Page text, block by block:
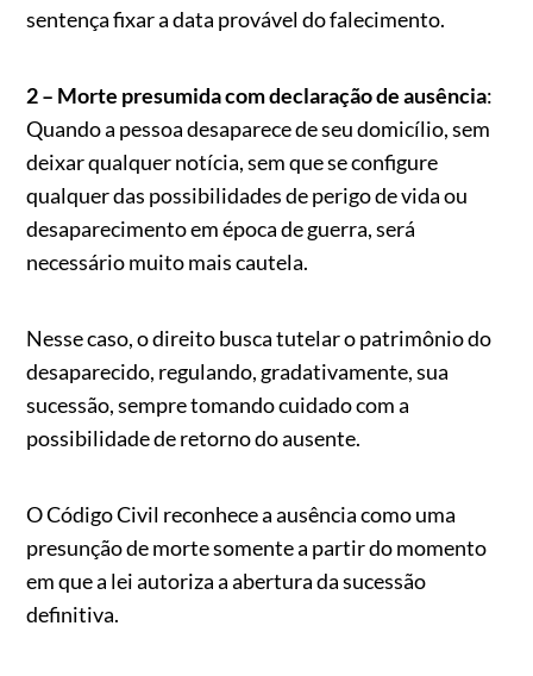
sentença fixar a data provável do falecimento.
2 – Morte presumida com declaração de ausência:
Quando a pessoa desaparece de seu domicílio, sem
deixar qualquer notícia, sem que se configure
qualquer das possibilidades de perigo de vida ou
desaparecimento em época de guerra, será
necessário muito mais cautela.
Nesse caso, o direito busca tutelar o patrimônio do
desaparecido, regulando, gradativamente, sua
sucessão, sempre tomando cuidado com a
possibilidade de retorno do ausente.
O Código Civil reconhece a ausência como uma
presunção de morte somente a partir do momento
em que a lei autoriza a abertura da sucessão
definitiva.